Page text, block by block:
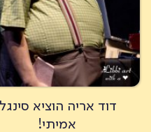
דוד אריה הוציא
אמיתי!